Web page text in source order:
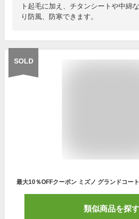
ト起毛に加え、チタンシートや中綿
り防風、防寒できます。
SOLD
類似商品を探す